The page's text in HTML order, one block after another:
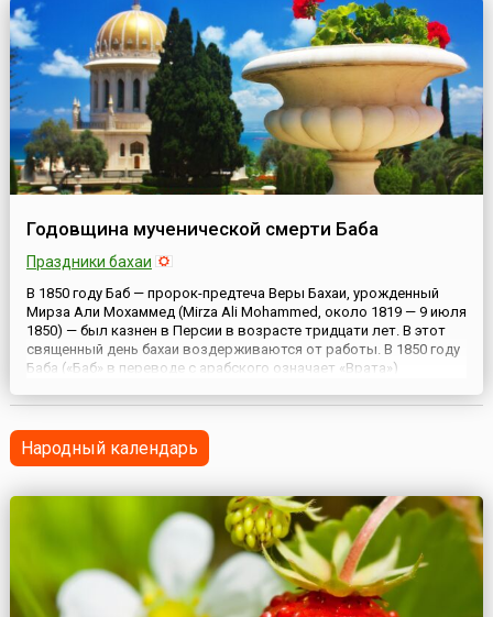
Ладожского озера. Чудесно носимая с места на мест...
Годовщина мученической смерти Баба
Праздники бахаи
В 1850 году Баб — пророк-предтеча Веры Бахаи, урожденный
Мирза Али Мохаммед (Mirza Ali Mohammed, около 1819 — 9 июля
1850) — был казнен в Персии в возрасте тридцати лет. В этот
священный день бахаи воздерживаются от работы. В 1850 году
Баба («Баб» в переводе с арабского означает «Врата»)
площади у стены казармы. Его казнь удивите...
Народный календарь